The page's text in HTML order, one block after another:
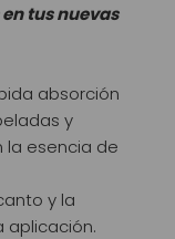
tus nuevas
absorción
y
esencia de
y la
aplicación.